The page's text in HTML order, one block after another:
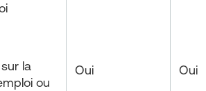
la
ou
Oui Oui